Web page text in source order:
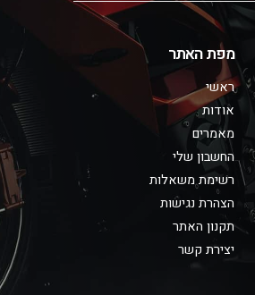
מפת האתר
ראשי
אודות
מאמרים
החשבון שלי
רשימת משאלות
הצהרת נגישות
תקנון האתר
יצירת קשר